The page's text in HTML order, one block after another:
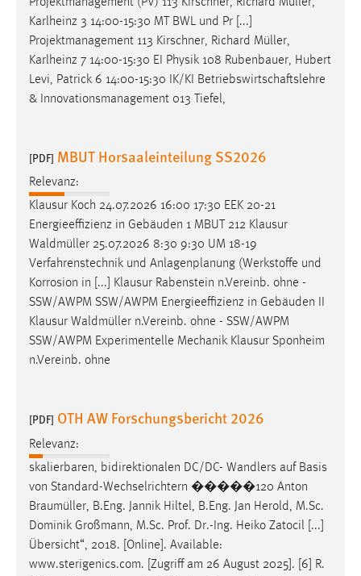
Karlheinz 3 14:00-15:30 MT BWL und Pr [...]
Projektmanagement 113 Kirschner, Richard Müller,
Karlheinz 7 14:00-15:30 EI Physik 108 Rubenbauer, Hubert
Levi, Patrick 6 14:00-15:30 IK/KI Betriebswirtschaftslehre
& Innovationsmanagement 013 Tiefel,
[PDF] MBUT Horsaaleinteilung SS2026
Relevanz:
Klausur Koch 24.07.2026 16:00 17:30 EEK 20-21
Energieeffizienz in Gebäuden 1 MBUT 212 Klausur
Waldmüller 25.07.2026 8:30 9:30 UM 18-19
Verfahrenstechnik und Anlagenplanung (Werkstoffe und
Korrosion in [...] Klausur Rabenstein n.Vereinb. ohne -
SSW/AWPM SSW/AWPM Energieeffizienz in Gebäuden II
Klausur Waldmüller n.Vereinb. ohne - SSW/AWPM
SSW/AWPM Experimentelle Mechanik Klausur Sponheim
n.Vereinb. ohne
[PDF] OTH AW Forschungsbericht 2026
Relevanz:
skalierbaren, bidirektionalen DC/DC- Wandlers auf Basis
von Standard-Wechselrichtern �����120 Anton
Braumüller, B.Eng. Jannik Hiltel, B.Eng. Jan Herold, M.Sc.
Dominik Großmann, M.Sc. Prof. Dr.-Ing. Heiko Zatocil [...]
Übersicht“, 2018. [Online]. Available:
www.sterigenics.com. [Zugriff am 26 August 2025]. [6] R.
Cookie Laufzeit:
Max. 13 Monate
verwendet, um personalisierte Werbung anzuzeigen.
hinweg verfolgen.
Google Ads
Name:
_gcl_au
Anbieter:
Zweck:
3 Monate
Facebook Pixel
Name:
_fbp
Anbieter:
Facebook